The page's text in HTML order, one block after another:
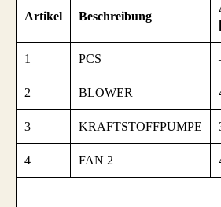
Artikel Beschreibung
1 PCS
2 BLOWER
3 KRAFTSTOFFPUMPE
4 FAN 2